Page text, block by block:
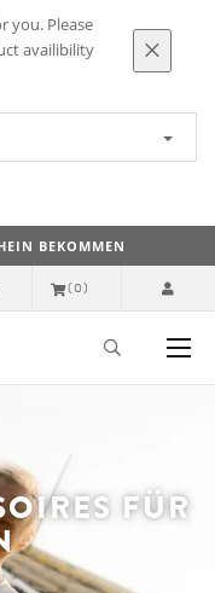
you. Please
availibility
BEKOMMEN
(0)
FÜR